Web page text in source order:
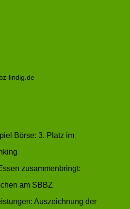
lindig.de
Börse: 3. Platz im
zusammenbringt:
am SBBZ
Auszeichnung der